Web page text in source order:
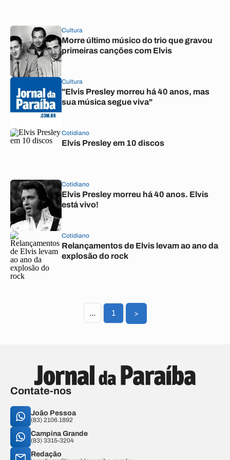
Cultura
Morre último músico do trio que gravou
primeiras canções com Elvis
Cultura
"Elvis Presley morreu há 40 anos, mas
sua música segue viva"
Cotidiano
Elvis Presley em 10 discos
Cotidiano
Elvis Presley morreu há 40 anos. Elvis
está vivo!
Cotidiano
Relançamentos de Elvis levam ao ano da
explosão do rock
... 1 >
Contate-nos
João Pessoa
(83) 2106.1892
Campina Grande
(83) 3315-3204
Redação